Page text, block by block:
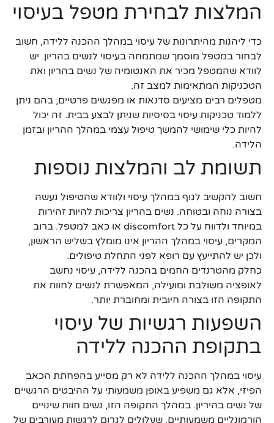
המלצות לבחירת מטפל בעיסוי
כדי ליהנות מהיתרונות של עיסוי במהלך ההכנה ללידה, חשוב
לבחור במטפל מוסמך שמתמחה בעיסוי לנשים בהריון. יש
לוודא שהמטפל מכיר את האנטומיה של נשים בהריון ואת
הטכניקות המתאימות למצב זה.
מטפלים רבים מציעים סדנאות או מפגשים פרטיים, בהם ניתן
ללמוד טכניקות עיסוי בסיסיות שניתן לבצע בבית. זה יכול
להיות כלי שימושי להמשך טיפול עצמי במהלך ההריון ובזמן
הלידה.
תשומת לב והמלצות נוספות
חשוב להקשיב לגוף במהלך עיסוי ולוודא שהטיפול נעשה
בצורה נוחה ובטוחה. נשים בהריון צריכות להיות זהירות
במיוחד ולדווח על כל discomfort או כאב למטפל. ברוב
המקרים, עיסוי במהלך ההריון אינו מומלץ בשליש הראשון,
ולכן יש להתייעץ עם רופא לפני התחלת טיפולים.
כחלק מהטרנדים החמים בהכנה ללידה, עיסוי נחשב
לאופציה משולבת ומועילה, המאפשרת לנשים לחוות את
התקופה הזו בצורה חיובית ומחוברת יותר.
השפעות רגשיות של עיסוי
בתקופת ההכנה ללידה
עיסוי במהלך ההכנה ללידה לא רק מסייע בהפחתת הכאב
הפיזי, אלא גם משפיע באופן משמעותי על ההיבטים הרגשיים
של נשים בהיריון. במהלך התקופה הזו, נשים חוות שינויים
הורמונליים משמעותיים, שעלולים לגרום לרגשות מעורבים של